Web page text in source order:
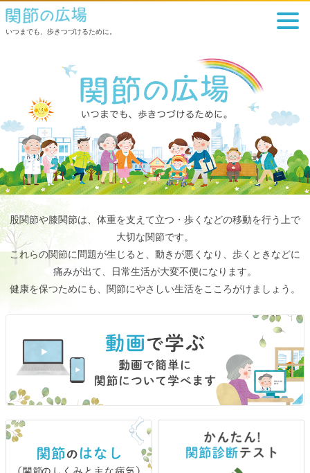
いつまでも、歩きつづけるために。
股関節や膝関節は、体重を支えて立つ・歩くなどの移動を行う上で
大切な関節です。
これらの関節に問題が生じると、動きが悪くなり、歩くときなどに
痛みが出て、日常生活が大変不便になります。
健康を保つためにも、関節にやさしい生活をこころがけましょう。